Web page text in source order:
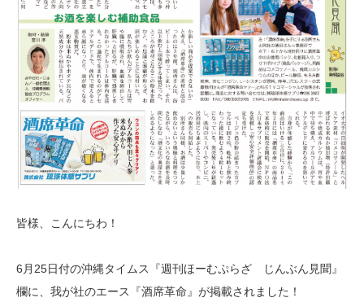
皆様、こんにちわ！
6月25日付の沖縄タイムス『週刊ほーむぷらざ じんぶん見聞』
欄に、我が社のエース『酒席革命』が掲載されました！